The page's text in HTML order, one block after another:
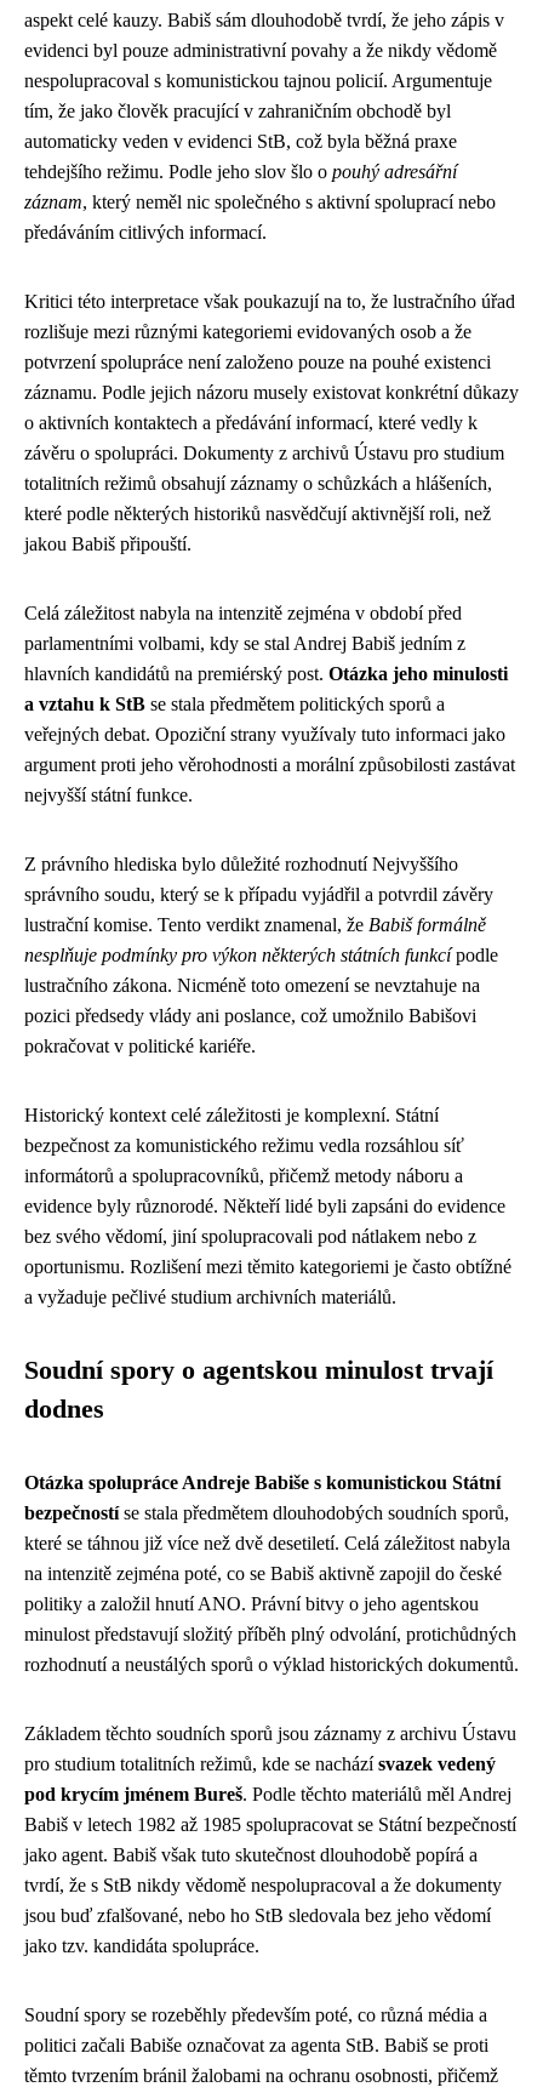
aspekt celé kauzy. Babiš sám dlouhodobě tvrdí, že jeho zápis v
evidenci byl pouze administrativní povahy a že nikdy vědomě
nespolupracoval s komunistickou tajnou policií. Argumentuje
tím, že jako člověk pracující v zahraničním obchodě byl
automaticky veden v evidenci StB, což byla běžná praxe
tehdejšího režimu. Podle jeho slov šlo o pouhý adresářní
záznam, který neměl nic společného s aktivní spoluprací nebo
předáváním citlivých informací.
Kritici této interpretace však poukazují na to, že lustračního úřad
rozlišuje mezi různými kategoriemi evidovaných osob a že
potvrzení spolupráce není založeno pouze na pouhé existenci
záznamu. Podle jejich názoru musely existovat konkrétní důkazy
o aktivních kontaktech a předávání informací, které vedly k
závěru o spolupráci. Dokumenty z archivů Ústavu pro studium
totalitních režimů obsahují záznamy o schůzkách a hlášeních,
které podle některých historiků nasvědčují aktivnější roli, než
jakou Babiš připouští.
Celá záležitost nabyla na intenzitě zejména v období před
parlamentními volbami, kdy se stal Andrej Babiš jedním z
hlavních kandidátů na premiérský post. Otázka jeho minulosti
a vztahu k StB se stala předmětem politických sporů a
veřejných debat. Opoziční strany využívaly tuto informaci jako
argument proti jeho věrohodnosti a morální způsobilosti zastávat
nejvyšší státní funkce.
Z právního hlediska bylo důležité rozhodnutí Nejvyššího
správního soudu, který se k případu vyjádřil a potvrdil závěry
lustrační komise. Tento verdikt znamenal, že Babiš formálně
nesplňuje podmínky pro výkon některých státních funkcípodle
lustračního zákona. Nicméně toto omezení se nevztahuje na
pozici předsedy vlády ani poslance, což umožnilo Babišovi
pokračovat v politické kariéře.
Historický kontext celé záležitosti je komplexní. Státní
bezpečnost za komunistického režimu vedla rozsáhlou síť
informátorů a spolupracovníků, přičemž metody náboru a
evidence byly různorodé. Někteří lidé byli zapsáni do evidence
bez svého vědomí, jiní spolupracovali pod nátlakem nebo z
oportunismu. Rozlišení mezi těmito kategoriemi je často obtížné
a vyžaduje pečlivé studium archivních materiálů.
Soudní spory o agentskou minulost trvají
dodnes
Otázka spolupráce Andreje Babiše s komunistickou Státní
bezpečnostíse stala předmětem dlouhodobých soudních sporů,
které se táhnou již více než dvě desetiletí. Celá záležitost nabyla
na intenzitě zejména poté, co se Babiš aktivně zapojil do české
politiky a založil hnutí ANO. Právní bitvy o jeho agentskou
minulost představují složitý příběh plný odvolání, protichůdných
rozhodnutí a neustálých sporů o výklad historických dokumentů.
Základem těchto soudních sporů jsou záznamy z archivu Ústavu
pro studium totalitních režimů, kde se nacházísvazek vedený
pod krycím jménem Bureš. Podle těchto materiálů měl Andrej
Babiš v letech 1982 až 1985 spolupracovat se Státní bezpečností
jako agent. Babiš však tuto skutečnost dlouhodobě popírá a
tvrdí, že s StB nikdy vědomě nespolupracoval a že dokumenty
jsou buď zfalšované, nebo ho StB sledovala bez jeho vědomí
jako tzv. kandidáta spolupráce.
Soudní spory se rozeběhly především poté, co různá média a
politici začali Babiše označovat za agenta StB. Babiš se proti
těmto tvrzením bránil žalobami na ochranu osobnosti, přičemž